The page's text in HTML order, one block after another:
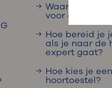
verblijf in OLVG
bij OLVG
Waar ga je
voor een
Hoe bereid je
als je naar de
expert gaat?
Hoe kies je een
hoortoestel?